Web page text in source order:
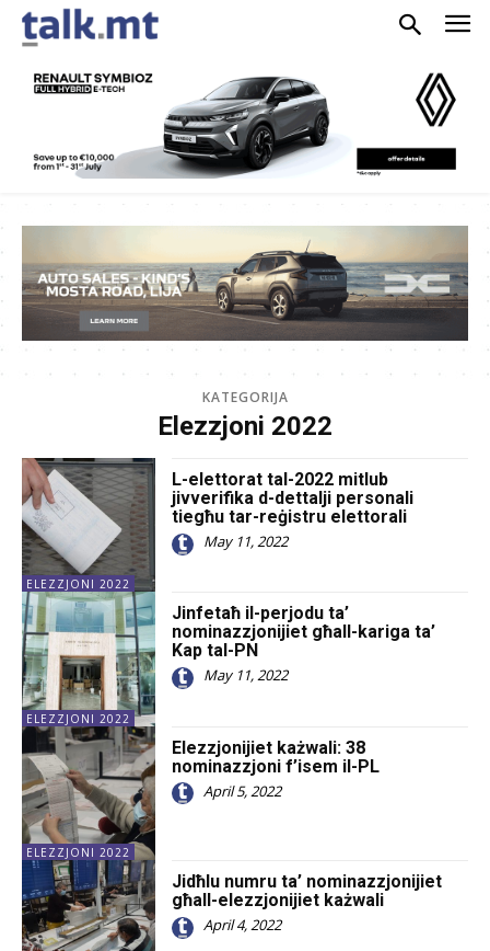
KATEGORIJA
Elezzjoni 2022
ELEZZJONI 2022
L-elettorat tal-2022 mitlub
jivverifika d-dettalji personali
tiegħu tar-reġistru elettorali
May 11, 2022
ELEZZJONI 2022
Jinfetaħ il-perjodu ta’
nominazzjonijiet għall-kariga ta’
Kap tal-PN
May 11, 2022
ELEZZJONI 2022
Elezzjonijiet każwali: 38
nominazzjoni f’isem il-PL
April 5, 2022
Jidħlu numru ta’ nominazzjonijiet
għall-elezzjonijiet każwali
April 4, 2022